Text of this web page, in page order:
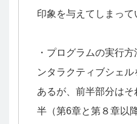
印象を与えてしまって
・プログラムの実行
ンタラクティブシェ
あるが、前半部分は
半（第6章と第８章以